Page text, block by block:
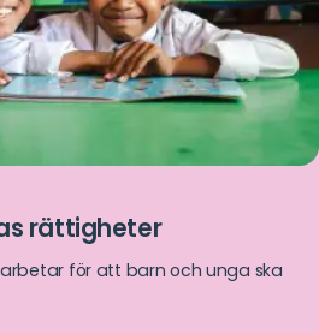
rättigheter
för att barn och unga ska